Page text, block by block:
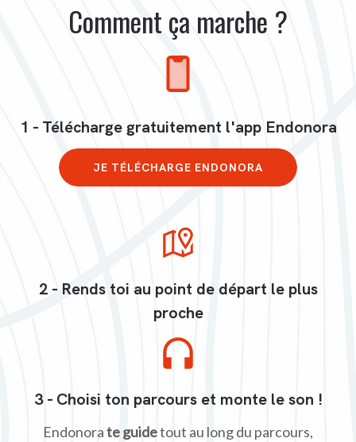
Comment ça marche ?
1 - Télécharge gratuitement l'app Endonora
JE TÉLÉCHARGE ENDONORA
2 - Rends toi au point de départ le plus
proche
3 - Choisi ton parcours et monte le son !
Endonorate guidetout au long du parcours,